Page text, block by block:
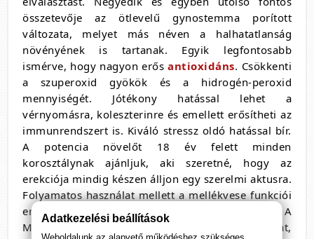
összetevője az ötlevelű gynostemma porított
változata, melyet más néven a halhatatlanság
növényének is tartanak. Egyik legfontosabb
ismérve, hogy nagyon erősantioxidáns. Csökkenti
a szuperoxid gyökök és a hidrogén-peroxid
mennyiségét. Jótékony hatással lehet a
vérnyomásra, koleszterinre és emellett erősítheti az
immunrendszert is. Kiváló stressz oldó hatással bír.
A potencia növelőt 18 év felett minden
korosztálynak ajánljuk, aki szeretné, hogy az
erekciója mindig készen álljon egy szerelmi aktusra.
Folyamatos használat mellett a mellékvese funkciói
erősödnek, amely a szexuális energia központja. A
Mr President alkalmazása mellett Ön csak jól járhat,
Adatkezelési beállítások
Weboldalunk az alapvető működéshez szükséges